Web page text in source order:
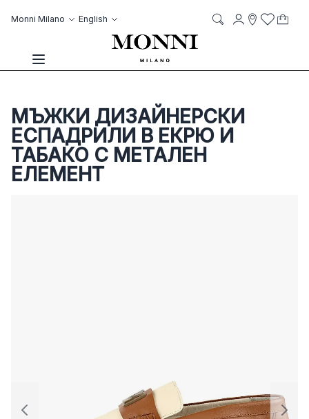
Monni Milano Language
English
Toggle Nav
AccountWish List
My
МЪЖКИ ДИЗАЙНЕРСКИ
ЕСПАДРИЛИ В ЕКРЮ И
ТАБАКО С МЕТАЛЕН
ЕЛЕМЕНТ